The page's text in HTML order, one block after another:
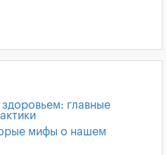
главные
мифы о нашем